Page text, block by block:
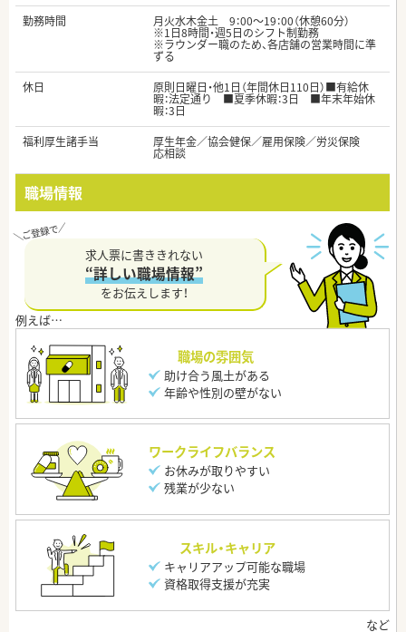
勤務時間
月火水木金土 9：00～19：00（休憩60分）
※1日8時間・週5日のシフト制勤務
※ラウンダー職のため、各店舗の営業時間に準
ずる
休日
原則日曜日・他1日（年間休日110日）■有給休
暇：法定通り ■夏季休暇：3日 ■年末年始休
暇：3日
福利厚生諸手当
厚生年金／協会健保／雇用保険／労災保険
応相談
職場情報
求人票に書ききれない
“詳しい職場情報”
をお伝えします！
職場の雰囲気
助け合う風土がある
年齢や性別の壁がない
ワークライフバランス
お休みが取りやすい
残業が少ない
スキル・キャリア
キャリアアップ可能な職場
資格取得支援が充実